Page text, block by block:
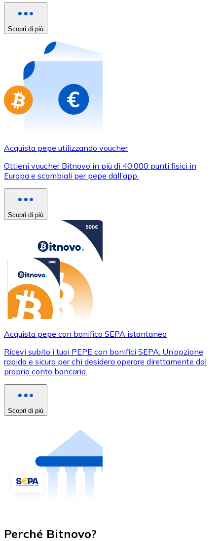
Acquista con carta
Acquista gift card dei tuoi marchi preferiti con
Vai al negozio di carte regalo
Scopri di più
Acquista pepe utilizzando voucher
Ottieni voucher Bitnovo in più di 40.000 punti fisici in
Europa e scambiali per pepe dall’app.
Scopri di più
Acquista pepe con bonifico SEPA istantaneo
Ricevi subito i tuoi PEPE con bonifici SEPA. Un’opzione
rapida e sicura per chi desidera operare direttamente dal
proprio conto bancario.
Scopri di più
Perché Bitnovo?